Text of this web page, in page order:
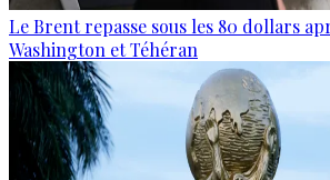
Le Brent repasse sous les 80 dollars
Washington et Téhéran